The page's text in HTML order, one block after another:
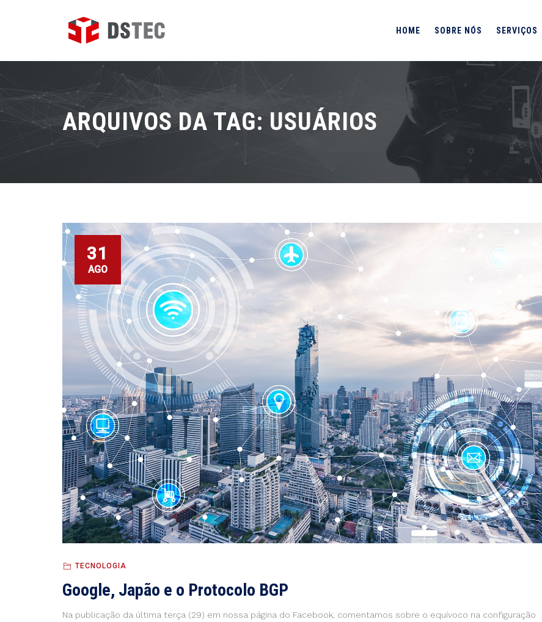
HOME SOBRE NÓS SERVIÇOS
ARQUIVOS DA TAG: USUÁRIOS
31
AGO
TECNOLOGIA
Google, Japão e o Protocolo BGP
Na publicação da última terça (29) em nossa página do Facebook, comentamos sobre o equívoco na configuração